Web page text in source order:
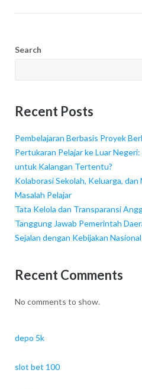
Search
Recent Posts
Pembelajaran Berbasis Proyek
Pertukaran Pelajar ke Luar
untuk Kalangan Tertentu?
Kolaborasi Sekolah, Keluarga,
Masalah Pelajar
Tata Kelola dan Transparansi
Tanggung Jawab Pemerintah
Sejalan dengan Kebijakan
Recent Comments
No comments to show.
depo 5k
slot bet 100